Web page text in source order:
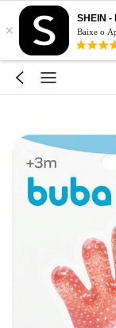
×
SHEIN -
Baixe o